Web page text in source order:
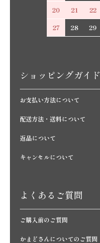
20
21 22
27
28 29
ショッピングガイド
お支払い方法について
配送方法・送料について
返品について
キャンセルについて
よくあるご質問
ご購入前のご質問
かまどさんについてのご質問